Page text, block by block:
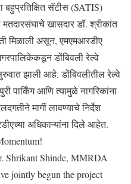
बहुप्रतिक्षित सॅटीस (SATIS)
खासदार डॉ. श्रीकांत
मिळाली असून, एमएमआरडीए
डोंबिवली रेल्वे
झाली आहे. डोंबिवलीतील रेल्वे
पार्किंग आणि त्यामुळे नागरिकांना
मार्गी लावण्याचे निर्देश
अधिकाऱ्यांना दिले आहेत.
Shrikant Shinde, MMRDA
jointly begun the project